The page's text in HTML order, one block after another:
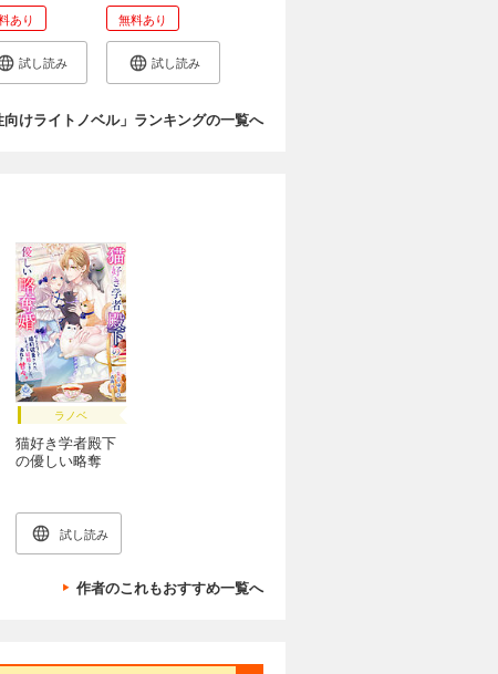
あり
試し読み
無料あり
試し読み
向けライトノベル」ランキングの一覧へ
ラノベ
猫好き学者殿下
の優しい略奪
れた、と思った
ら結婚しまし
た。あれ？
試し読み
作者のこれもおすすめ一覧へ